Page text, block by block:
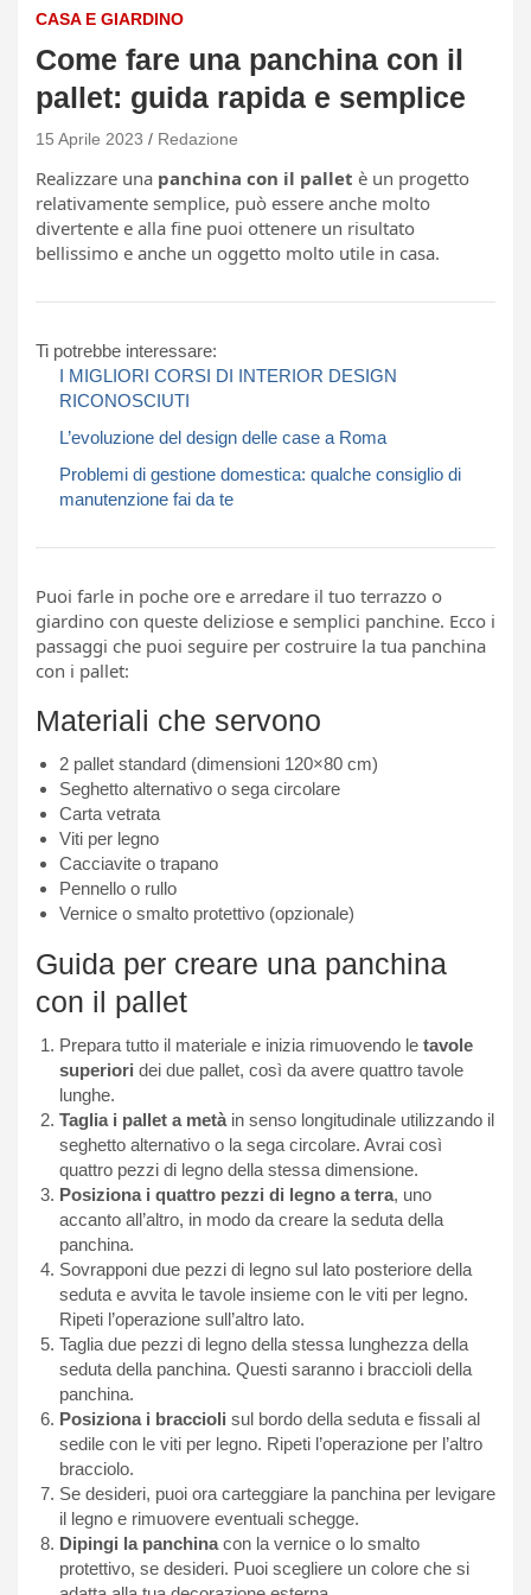
CASA E GIARDINO
Come fare una panchina con il
pallet: guida rapida e semplice
15 Aprile 2023 Redazione
Realizzare una panchina con il pallet è un progetto
relativamente semplice, può essere anche molto
divertente e alla fine puoi ottenere un risultato
bellissimo e anche un oggetto molto utile in casa.
Ti potrebbe interessare:
I MIGLIORI CORSI DI INTERIOR DESIGN
RICONOSCIUTI
L’evoluzione del design delle case a Roma
Problemi di gestione domestica: qualche consiglio di
manutenzione fai da te
Puoi farle in poche ore e arredare il tuo terrazzo o
giardino con queste deliziose e semplici panchine. Ecco i
passaggi che puoi seguire per costruire la tua panchina
con i pallet:
Materiali che servono
2 pallet standard (dimensioni 120×80 cm)
Seghetto alternativo o sega circolare
Carta vetrata
Viti per legno
Cacciavite o trapano
Pennello o rullo
Vernice o smalto protettivo (opzionale)
Guida per creare una panchina
con il pallet
Prepara tutto il materiale e inizia rimuovendo le tavole
superiori dei due pallet, così da avere quattro tavole
lunghe.
Taglia i pallet a metà in senso longitudinale utilizzando il
seghetto alternativo o la sega circolare. Avrai così
quattro pezzi di legno della stessa dimensione.
Posiziona i quattro pezzi di legno a terra, uno
accanto all’altro, in modo da creare la seduta della
panchina.
Sovrapponi due pezzi di legno sul lato posteriore della
seduta e avvita le tavole insieme con le viti per legno.
Ripeti l’operazione sull’altro lato.
Taglia due pezzi di legno della stessa lunghezza della
seduta della panchina. Questi saranno i braccioli della
panchina.
Posiziona i braccioli sul bordo della seduta e fissali al
sedile con le viti per legno. Ripeti l’operazione per l’altro
bracciolo.
Se desideri, puoi ora carteggiare la panchina per levigare
il legno e rimuovere eventuali schegge.
Dipingi la panchinacon la vernice o lo smalto
protettivo, se desideri. Puoi scegliere un colore che si